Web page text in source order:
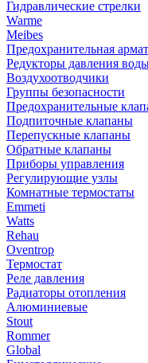
Гидравлические стрелки
Warme
Meibes
Предохранительная
Редукторы давления
Воздухоотводчики
Группы безопасности
Предохранительные
Подпиточные клапаны
Перепускные клапаны
Обратные клапаны
Приборы управления
Регулирующие узлы
Комнатные термостаты
Emmeti
Watts
Rehau
Oventrop
Термостат
Реле давления
Радиаторы отопления
Алюминиевые
Stout
Rommer
Global